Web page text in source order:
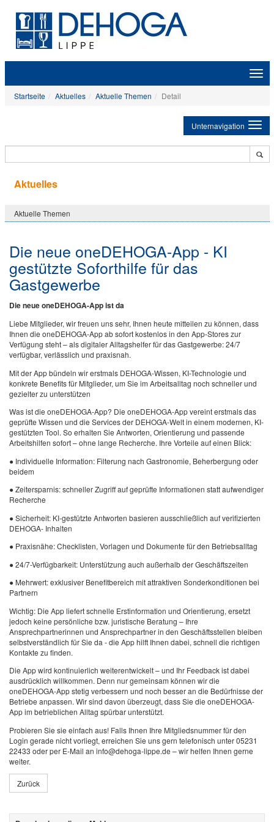
Startseite
Aktuelles Aktuelle Themen Detail
Unternavigation
Aktuelles
Aktuelle Themen
Die neue oneDEHOGA-App - KI
gestützte Soforthilfe für das
Gastgewerbe
Die neue oneDEHOGA-App ist da
Liebe Mitglieder, wir freuen uns sehr, Ihnen heute mitteilen zu können, dass
Ihnen die oneDEHOGA-App ab sofort kostenlos in den App-Stores zur
Verfügung steht – als digitaler Alltagshelfer für das Gastgewerbe: 24/7
verfügbar, verlässlich und praxisnah.
Mit der App bündeln wir erstmals DEHOGA-Wissen, KI-Technologie und
konkrete Benefits für Mitglieder, um Sie im Arbeitsalltag noch schneller und
gezielter zu unterstützen
Was ist die oneDEHOGA-App? Die oneDEHOGA-App vereint erstmals das
geprüfte Wissen und die Services der DEHOGA-Welt in einem modernen, KI-
gestützten Tool. So erhalten Sie Antworten, Orientierung und passende
Arbeitshilfen sofort – ohne lange Recherche. Ihre Vorteile auf einen Blick:
● Individuelle Information: Filterung nach Gastronomie, Beherbergung oder
beidem
● Zeitersparnis: schneller Zugriff auf geprüfte Informationen statt aufwendiger
Recherche
● Sicherheit: KI-gestützte Antworten basieren ausschließlich auf verifizierten
DEHOGA- Inhalten
● Praxisnähe: Checklisten, Vorlagen und Dokumente für den Betriebsalltag
● 24/7-Verfügbarkeit: Unterstützung auch außerhalb der Geschäftszeiten
● Mehrwert: exklusiver Benefitbereich mit attraktiven Sonderkonditionen bei
Partnern
Wichtig: Die App liefert schnelle Erstinformation und Orientierung, ersetzt
jedoch keine persönliche bzw. juristische Beratung – Ihre
Ansprechpartnerinnen und Ansprechpartner in den Geschäftsstellen bleiben
selbstverständlich für Sie da - die App hilft Ihnen dabei, schnell die richtigen
Kontakte zu finden.
Die App wird kontinuierlich weiterentwickelt – und Ihr Feedback ist dabei
ausdrücklich willkommen. Denn nur gemeinsam können wir die
oneDEHOGA-App stetig verbessern und noch besser an die Bedürfnisse der
Betriebe anpassen. Wir sind davon überzeugt, dass Sie die oneDEHOGA-
App im betrieblichen Alltag spürbar unterstützt.
Probieren Sie sie einfach aus! Falls Ihnen Ihre Mitgliedsnummer für den
Login gerade nicht vorliegt, erreichen Sie uns gern telefonisch unter 05231
22433 oder per E-Mail an info@dehoga-lippe.de – wir helfen Ihnen gerne
weiter.
Zurück